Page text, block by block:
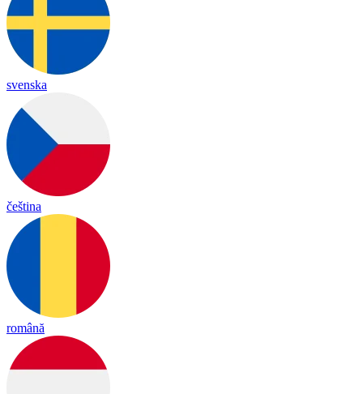
svenska
čeština
română